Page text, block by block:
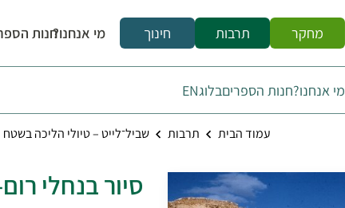
מחקר תרבות חינוך מי אנחנו?חנות
מי אנחנו?חנות הספריםבלוגEN
עמוד הבית תרבות שביל־לייט – טיולי הליכה בשטח
סיור בנחלי